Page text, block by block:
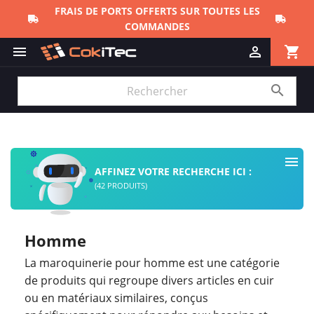
 shopping_cart


AFFINEZ VOTRE RECHERCHE ICI :
(42 PRODUITS)
Homme
La maroquinerie pour homme est une catégorie
de produits qui regroupe divers articles en cuir
ou en matériaux similaires, conçus